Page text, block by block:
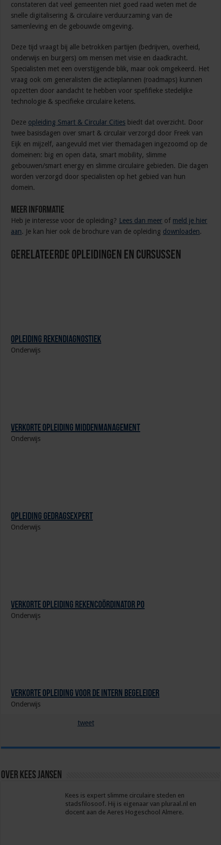
constateren dat veel gemeenten niet goed raad weten met de
snelle digitalisering & circulaire verduurzaming van de
samenleving en de gebouwde omgeving.
Deze tijd vraagt bij alle betrokken partijen (bedrijven, overheid,
onderwijs en burgers) om mensen met visie en daadkracht.
Specialisten met een overstijgende blik, maar ook omgekeerd. Het
vraag ook om generalisten die actieplannen (roadmaps) kunnen
opzetten door aandacht te hebben voor spefifieke stedelijke
technologie & specifieke circulaire ketens.
Deze opleiding Smart & Circular Cities biedt dat overzicht. Door
twee basisdagen over smart & circulair verzorgd door Freek van
Eijk en mijzelf, aangevuld met vier themadagen ingezoomd op de
domeinen: big en open data, smart mobility, slimme
gebouwen/smart energy en slimme circulaire gebieden. Die dagen
worden verzorgd door specialisten op het gebied van hun
domein.
Meer informatie
Heb je interesse voor de opleiding? Lees dan meer of meld je hier
aan. Je kan hier ook de brochure van de opleiding downloaden.
Gerelateerde Opleidingen en Cursussen
Opleiding Rekendiagnostiek
Onderwijs
Verkorte opleiding Middenmanagement
Onderwijs
Opleiding Gedragsexpert
Onderwijs
Verkorte opleiding Rekencoördinator PO
Onderwijs
Verkorte opleiding voor de Intern Begeleider
Onderwijs
tweet
Over Kees Jansen
Kees is expert slimme circulaire steden en
stadsfilosoof. Hij is eigenaar van pluraal.nl en
docent aan de Aeres Hogeschool Almere.